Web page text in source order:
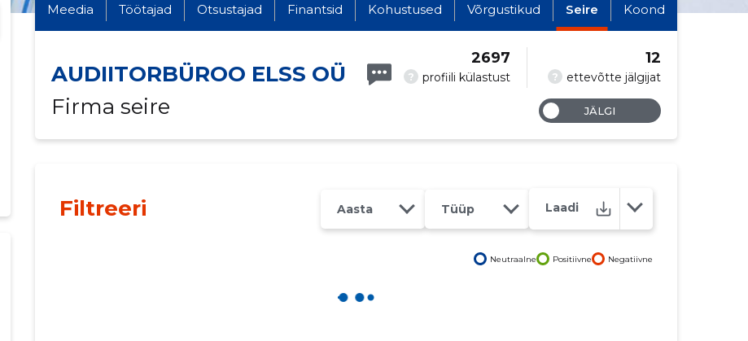
Meedia Töötajad Otsustajad Finantsid Kohustused Võrgustikud Seire Koond
AUDIITORBÜROO ELSS OÜ
Firma seire
? profiili külastust
2697
? ettevõtte jälgijat
12
JÄLGI
Filtreeri Aasta Tüüp Laadi
Neutraalne Positiivne Negatiivne